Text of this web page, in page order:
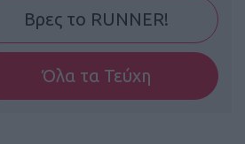
Βρες το RUNNER!
Όλα τα Τεύχη